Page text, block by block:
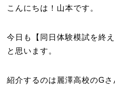
こんにちは！山本です。
今日も【同日体験模試を終
と思います。
紹介するのは麗澤高校のGさ